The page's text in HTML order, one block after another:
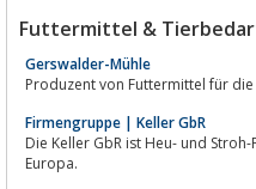
Futtermittel &
Gerswalder-Mühle
Produzent von Futtermittel für
Firmengruppe | Keller GbR
Die Keller GbR ist Heu- und
Europa.